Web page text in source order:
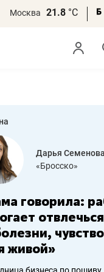
Москва 21.8 °С
Дарья Семенова
«Бросско»
говорила:
отвлечься
живой»